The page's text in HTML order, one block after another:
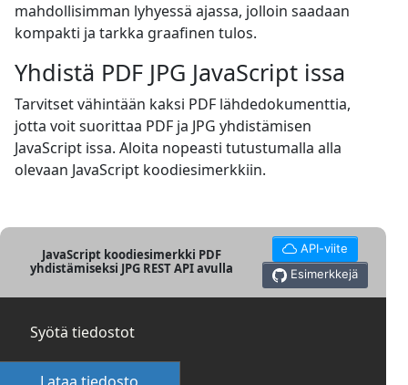
mahdollisimman lyhyessä ajassa, jolloin saadaan
kompakti ja tarkka graafinen tulos.
Yhdistä PDF JPG JavaScript issa
Tarvitset vähintään kaksi PDF lähdedokumenttia,
jotta voit suorittaa PDF ja JPG yhdistämisen
JavaScript issa. Aloita nopeasti tutustumalla alla
olevaan JavaScript koodiesimerkkiin.
JavaScript koodiesimerkki PDF
yhdistämiseksi JPG REST API avulla
API-viite
Esimerkkejä
Syötä tiedostot